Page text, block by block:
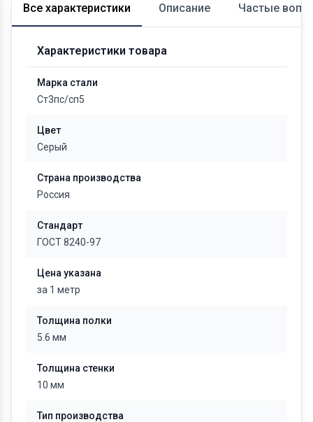
Все характеристики Описание Частые
Характеристики товара
Марка стали
Ст3пс/сп5
Цвет
Серый
Страна производства
Россия
Стандарт
ГОСТ 8240-97
Цена указана
за 1 метр
Толщина полки
5.6 мм
Толщина стенки
10 мм
Тип производства